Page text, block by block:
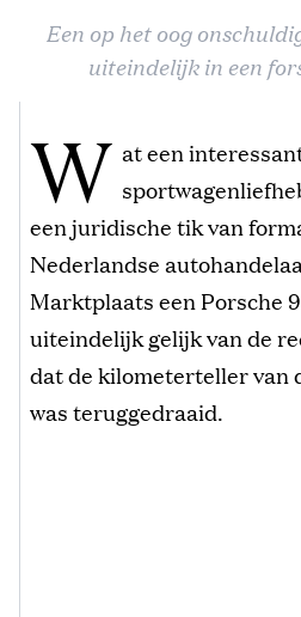
Een op het oog
uiteindelijk in een
W at een
een juridische tik van
Nederlandse
Marktplaats een Porsche
uiteindelijk gelijk van de
dat de kilometerteller van
was teruggedraaid.